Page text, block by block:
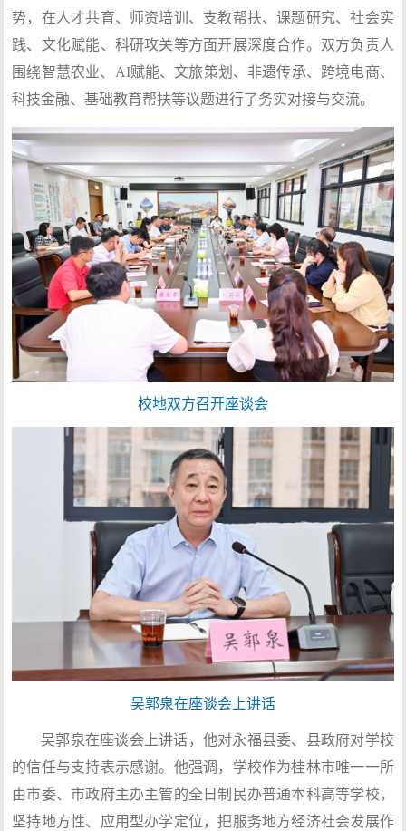
势，在人才共育、师资培训、支教帮扶、课题研究、社会实
践、文化赋能、科研攻关等方面开展深度合作。双方负责人
围绕智慧农业、AI赋能、文旅策划、非遗传承、跨境电商、
科技金融、基础教育帮扶等议题进行了务实对接与交流。
校地双方召开座谈会
吴郭泉在座谈会上讲话
吴郭泉在座谈会上讲话，他对永福县委、县政府对学校
的信任与支持表示感谢。他强调，学校作为桂林市唯一一所
由市委、市政府主办主管的全日制民办普通本科高等学校，
坚持地方性、应用型办学定位，把服务地方经济社会发展作